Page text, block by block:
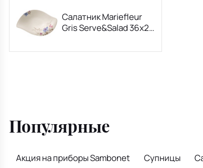
Салатник Mariefleur
Gris Serve&Salad 36х24
Популярные
Акция на приборы Sambonet Супницы